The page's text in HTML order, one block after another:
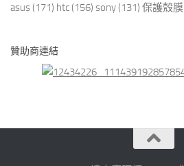
asus (171) htc (156) sony (131) 保護殼膜
贊助商連結